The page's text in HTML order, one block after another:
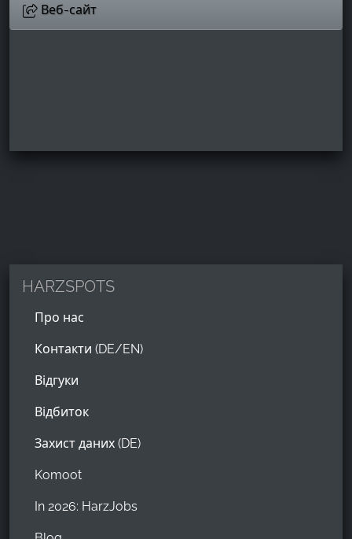
Веб-сайт
HARZSPOTS
Про нас
Контакти (DE/EN)
Відгуки
Відбиток
Захист даних (DE)
Komoot
In 2026: HarzJobs